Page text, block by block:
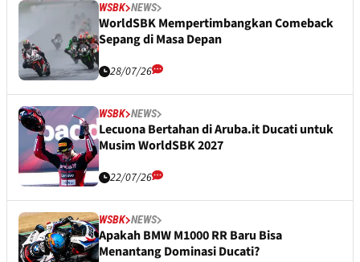
WSBK NEWS
WorldSBK Mempertimbangkan Comeback
Sepang di Masa Depan
28/07/26
WSBK NEWS
Lecuona Bertahan di Aruba.it Ducati untuk
Musim WorldSBK 2027
22/07/26
WSBK NEWS
Apakah BMW M1000 RR Baru Bisa
Menantang Dominasi Ducati?